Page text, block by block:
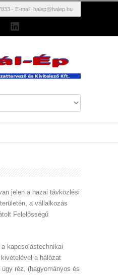
- E-mail: halep@halep.hu
jelen a hazai távközlési
a vállalkozás
Felelősségű
kapcsolástechnikai
a hálózat
réz, (hagyományos és